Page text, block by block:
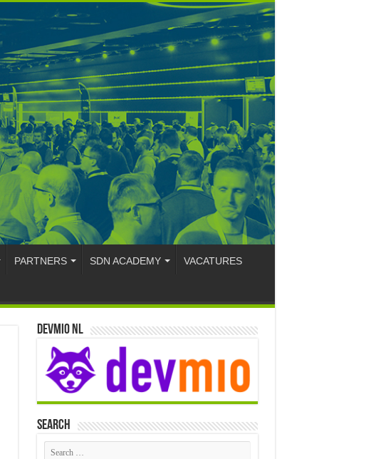
PARTNERS SDN ACADEMY VACATURES
Devmio NL
Search